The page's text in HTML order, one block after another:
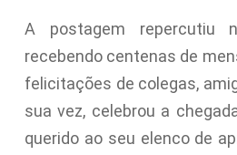
A postagem repercutiu
recebendo centenas de
felicitações de colegas,
sua vez, celebrou a
querido ao seu elenco de